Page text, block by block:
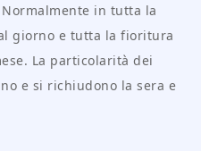
in tutta la
giorno e tutta la fioritura
La particolarità dei
e si richiudono la sera e